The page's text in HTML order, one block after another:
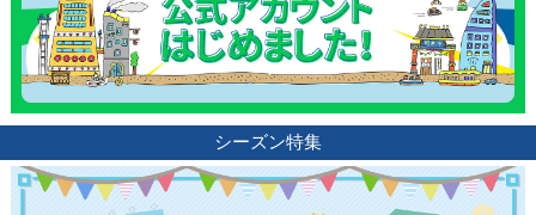
シーズン特集